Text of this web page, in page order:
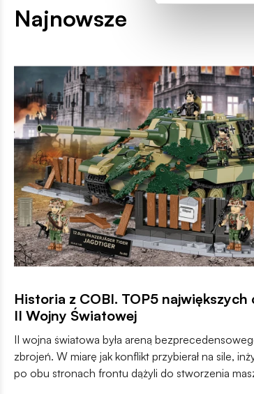
Najnowsze
Historia z COBI. TOP5 największych
II Wojny Światowej
II wojna światowa była areną
zbrojeń. W miarę jak konflikt przybierał na sile,
po obu stronach frontu dążyli do stworzenia